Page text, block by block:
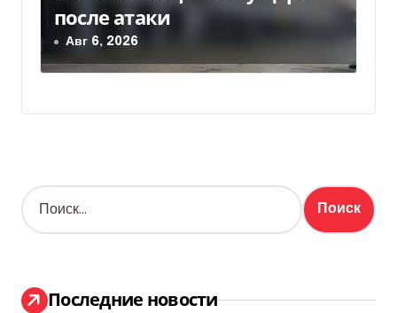
после атаки
Авг 6, 2026
Н
а
:
Последние новости